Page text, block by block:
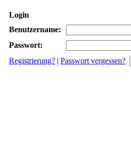
Login
Benutzername:
Passwort:
Registrierung? | Passwort vergessen?